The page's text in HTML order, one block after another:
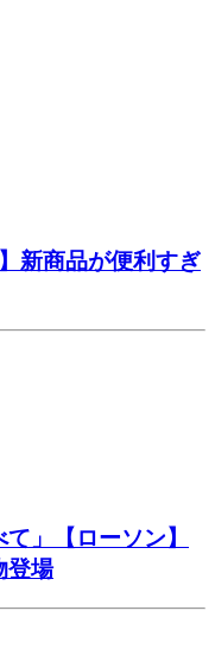
新商品が便利すぎ
」【ローソン】
登場